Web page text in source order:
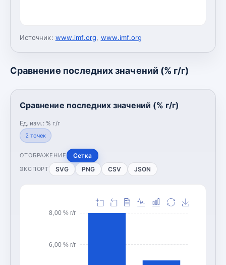
Источник: www.imf.org, www.imf.org
Сравнение последних значений (% г/г)
Сравнение последних значений (% г/г)
Ед. изм.: % г/г
2 точек
ОТОБРАЖЕНИЕ Сетка
ЭКСПОРТ SVG PNG CSV JSON
6,00 % г/г
8,00 % г/г